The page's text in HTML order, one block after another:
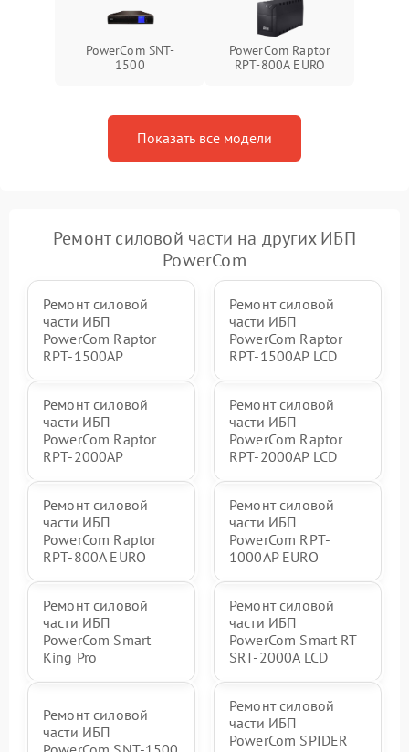
Поломка системы защиты
от перегрузок
Подробнее →
Неисправность системы
Повреждение системы
защиты от перегрева
перенапряжения
PowerCom SNT-
1500
PowerCom Raptor
RPT-800A EURO
Показать все модели
Ремонт силовой части на других ИБП
PowerCom
Ремонт силовой
части ИБП
PowerCom Raptor
RPT-1500AP
Ремонт силовой
части ИБП
PowerCom Raptor
RPT-1500AP LCD
Ремонт силовой
части ИБП
PowerCom Raptor
RPT-2000AP
Ремонт силовой
части ИБП
PowerCom Raptor
RPT-2000AP LCD
Ремонт силовой
части ИБП
PowerCom Raptor
RPT-800A EURO
Ремонт силовой
части ИБП
PowerCom RPT-
1000AР EURO
Ремонт силовой
части ИБП
PowerCom Smart
King Pro
Ремонт силовой
части ИБП
PowerCom Smart RT
SRT-2000A LCD
Ремонт силовой
части ИБП
Ремонт силовой
части ИБП
PowerCom SPIDER